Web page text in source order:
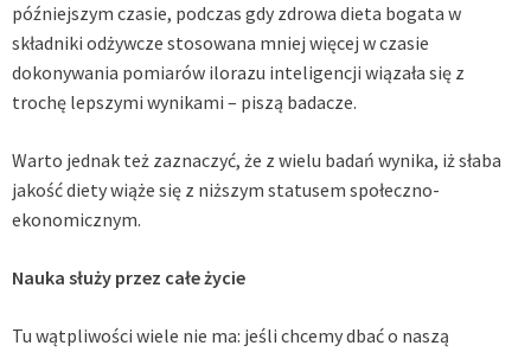
późniejszym czasie, podczas gdy zdrowa dieta bogata w
składniki odżywcze stosowana mniej więcej w czasie
dokonywania pomiarów ilorazu inteligencji wiązała się z
trochę lepszymi wynikami – piszą badacze.
Warto jednak też zaznaczyć, że z wielu badań wynika, iż słaba
jakość diety wiąże się z niższym statusem społeczno-
ekonomicznym.
Nauka służy przez całe życie
Tu wątpliwości wiele nie ma: jeśli chcemy dbać o naszą